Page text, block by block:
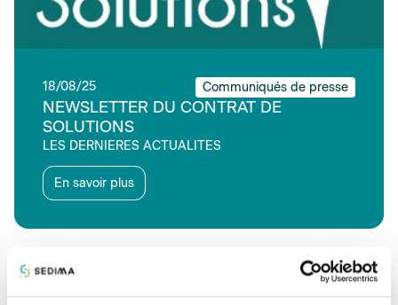
18/08/25 Communiqués de presse
NEWSLETTER DU CONTRAT DE
SOLUTIONS
LES DERNIERES ACTUALITES
En savoir plus